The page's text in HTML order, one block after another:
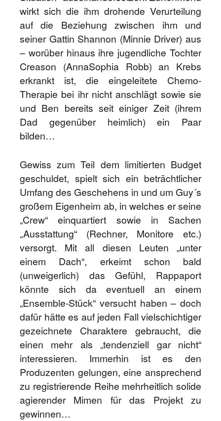
wirkt sich die ihm drohende Verurteilung
auf die Beziehung zwischen ihm und
seiner Gattin Shannon (Minnie Driver) aus
– worüber hinaus ihre jugendliche Tochter
Creason (AnnaSophia Robb) an Krebs
erkrankt ist, die eingeleitete Chemo-
Therapie bei ihr nicht anschlägt sowie sie
und Ben bereits seit einiger Zeit (ihrem
Dad gegenüber heimlich) ein Paar
bilden…
Gewiss zum Teil dem limitierten Budget
geschuldet, spielt sich ein beträchtlicher
Umfang des Geschehens in und um Guy´s
großem Eigenheim ab, in welches er seine
„Crew“ einquartiert sowie in Sachen
„Ausstattung“ (Rechner, Monitore etc.)
versorgt. Mit all diesen Leuten „unter
einem Dach“, erkeimt schon bald
(unweigerlich) das Gefühl, Rappaport
könnte sich da eventuell an einem
„Ensemble-Stück“ versucht haben – doch
dafür hätte es auf jeden Fall vielschichtiger
gezeichnete Charaktere gebraucht, die
einen mehr als „tendenziell gar nicht“
interessieren. Immerhin ist es den
Produzenten gelungen, eine ansprechend
zu registrierende Reihe mehrheitlich solide
agierender Mimen für das Projekt zu
gewinnen…